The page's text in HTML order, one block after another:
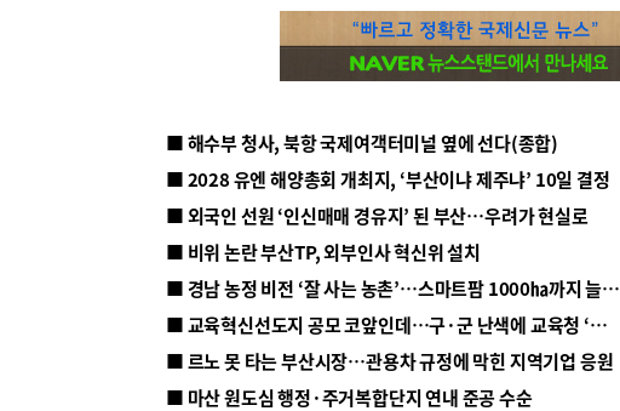
■ 해수부 청사, 북항 국제여객터미널 옆에 선다(종합)
■ 2028 유엔 해양총회 개최지, ‘부산이냐 제주냐’ 10일 결정
■ 외국인 선원 ‘인신매매 경유지’ 된 부산…우려가 현실로
■ 비위 논란 부산TP, 외부인사 혁신위 설치
■ 경남 농정 비전 ‘잘 사는 농촌’…스마트팜 1000㏊까지 늘린다
■ 교육혁신선도지 공모 코앞인데…구·군 난색에 교육청 ‘쩔쩔’
■ 르노 못 타는 부산시장…관용차 규정에 막힌 지역기업 응원
■ 마산 원도심 행정·주거복합단지 연내 준공 수순